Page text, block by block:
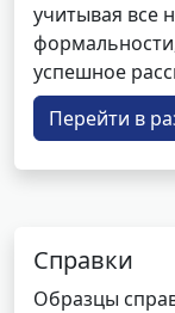
учитывая все
успешное
Перейти в
Справки
Образцы